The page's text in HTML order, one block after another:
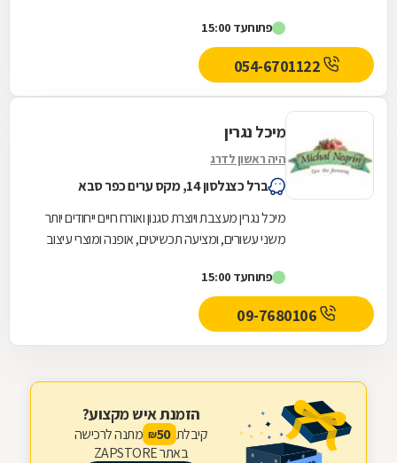
והצליחה לבסס את מעמדה...
פתוחעד 15:00
מיכל נגרין
היה ראשון לדרג
ברל כצנלסון 14, מקס ערים כפר סבא
מיכל נגרין מעצבת ויוצרת סגנון ואורח חיים ייחודים יותר
משני עשורים, ומציעה תכשיטים, אופנה ומוצרי עיצוב
פתוחעד 15:00
הזמנת איש מקצוע?
קיבלת 50
₪ מתנה לרכישה
באתר ZAPSTORE